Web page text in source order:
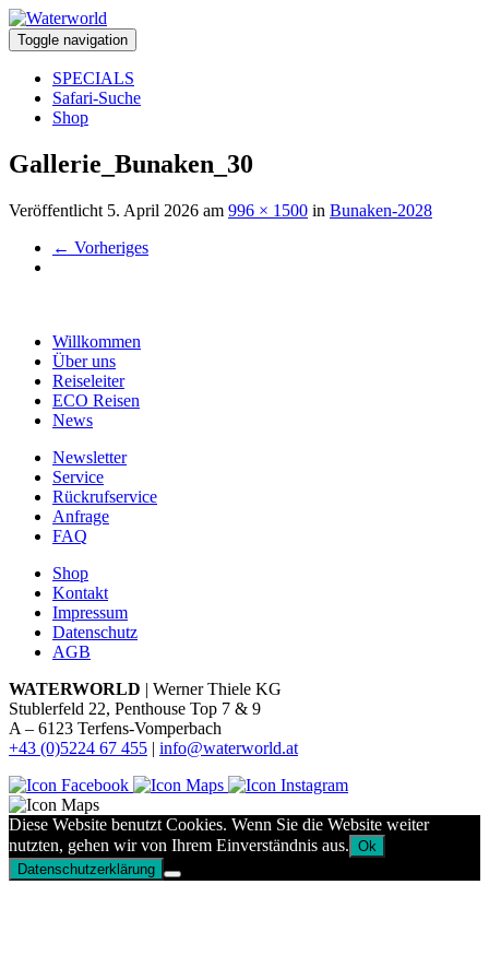
Toggle navigation
SPECIALS
Safari-Suche
Shop
Gallerie_Bunaken_30
Veröffentlicht 5. April 2026 am 996 × 1500 in Bunaken-2028
← Vorheriges
Willkommen
Über uns
Reiseleiter
ECO Reisen
News
Newsletter
Service
Rückrufservice
Anfrage
FAQ
Shop
Kontakt
Impressum
Datenschutz
AGB
WATERWORLD | Werner Thiele KG
Stublerfeld 22, Penthouse Top 7 & 9
A – 6123 Terfens-Vomperbach
+43 (0)5224 67 455 | info@waterworld.at
Diese Website benutzt Cookies. Wenn Sie die Website weiter
nutzten, gehen wir von Ihrem Einverständnis aus. Ok
Datenschutzerklärung